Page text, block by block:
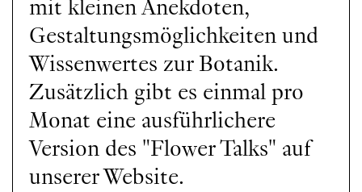
Gestaltungsmöglichkeiten und
Wissenwertes zur Botanik.
Zusätzlich gibt es einmal pro
Monat eine ausführlichere
Version des "Flower Talks" auf
unserer Website.